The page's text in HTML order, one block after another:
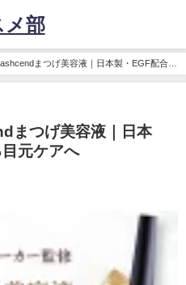
メ部
まつげ美容液｜日本製・EGF配合で
まつげ美容液｜日本
元ケアへ